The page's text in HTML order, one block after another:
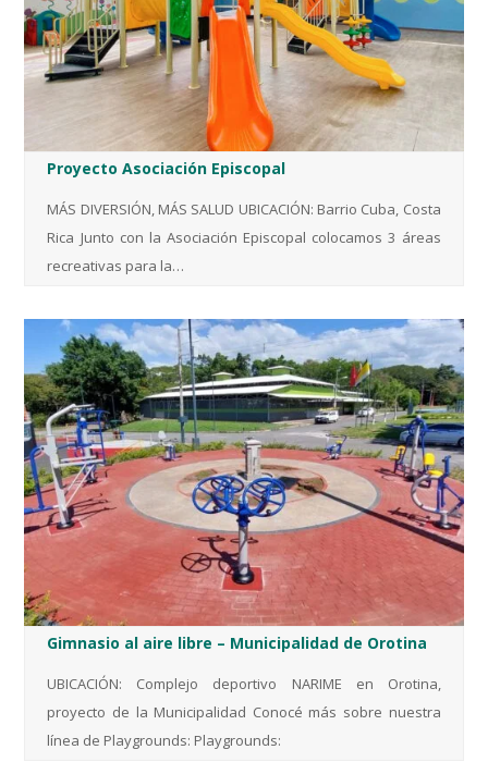
Proyecto Asociación Episcopal
MÁS DIVERSIÓN, MÁS SALUD UBICACIÓN: Barrio Cuba, Costa
Rica Junto con la Asociación Episcopal colocamos 3 áreas
recreativas para la…
Gimnasio al aire libre – Municipalidad de Orotina
UBICACIÓN: Complejo deportivo NARIME en Orotina,
proyecto de la Municipalidad Conocé más sobre nuestra
línea de Playgrounds: Playgrounds: